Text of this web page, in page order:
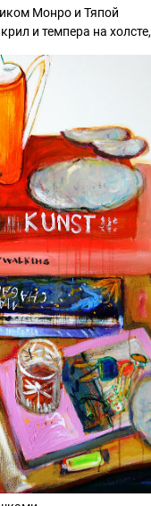
Монро и Тяпой
и темпера на